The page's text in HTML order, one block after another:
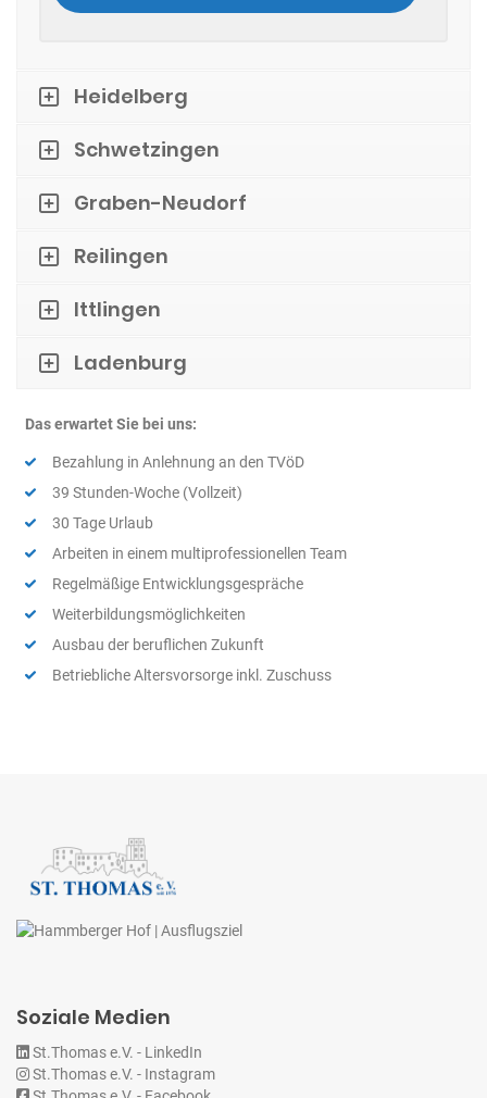
Heidelberg
Schwetzingen
Graben-Neudorf
Reilingen
Ittlingen
Ladenburg
Das erwartet Sie bei uns:
Bezahlung in Anlehnung an den TVöD
39 Stunden-Woche (Vollzeit)
30 Tage Urlaub
Arbeiten in einem multiprofessionellen Team
Regelmäßige Entwicklungsgespräche
Weiterbildungsmöglichkeiten
Ausbau der beruflichen Zukunft
Betriebliche Altersvorsorge inkl. Zuschuss
Soziale Medien
St.Thomas e.V. - LinkedIn
St.Thomas e.V. - Instagram